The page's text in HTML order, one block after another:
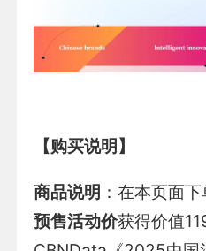
【购买说明】
商品说明 ：在本页面
预售活动价获得价值